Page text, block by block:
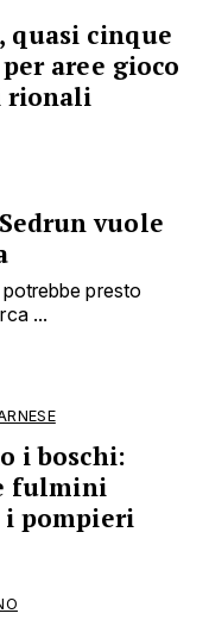
quasi cinque
aree gioco
rionali
vuole
presto
...
i boschi:
fulmini
pompieri